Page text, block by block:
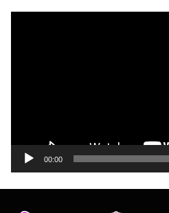
00:00